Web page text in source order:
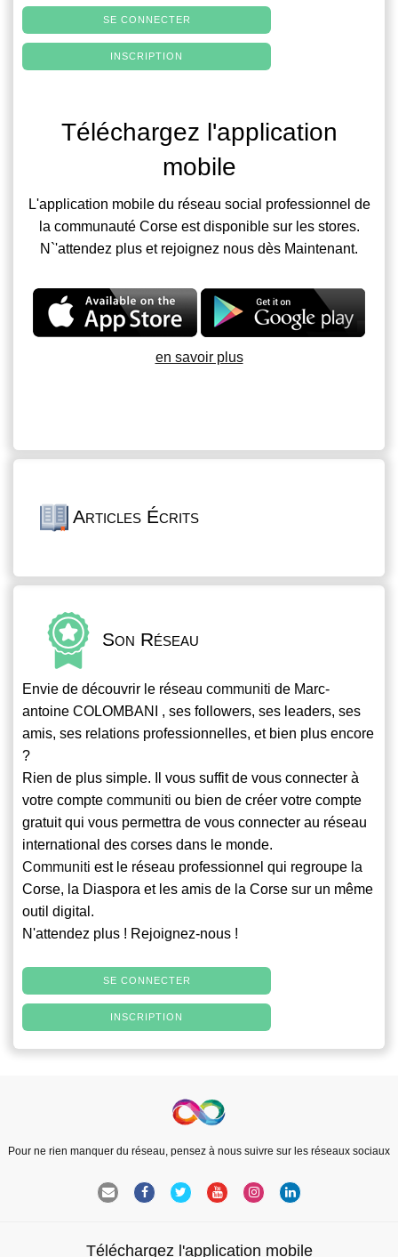
SE CONNECTER
INSCRIPTION
Téléchargez l'application
mobile
L'application mobile du réseau social professionnel de
la communauté Corse est disponible sur les stores.
N`'attendez plus et rejoignez nous dès Maintenant.
en savoir plus
Articles Écrits
Son Réseau
Envie de découvrir le réseau communiti de Marc-
antoine COLOMBANI , ses followers, ses leaders, ses
amis, ses relations professionnelles, et bien plus encore
?
Rien de plus simple. Il vous suffit de vous connecter à
votre compte communiti ou bien de créer votre compte
gratuit qui vous permettra de vous connecter au réseau
international des corses dans le monde.
Communiti est le réseau professionnel qui regroupe la
Corse, la Diaspora et les amis de la Corse sur un même
outil digital.
N'attendez plus ! Rejoignez-nous !
SE CONNECTER
INSCRIPTION
Pour ne rien manquer du réseau, pensez à nous suivre sur les réseaux sociaux
Téléchargez l'application mobile